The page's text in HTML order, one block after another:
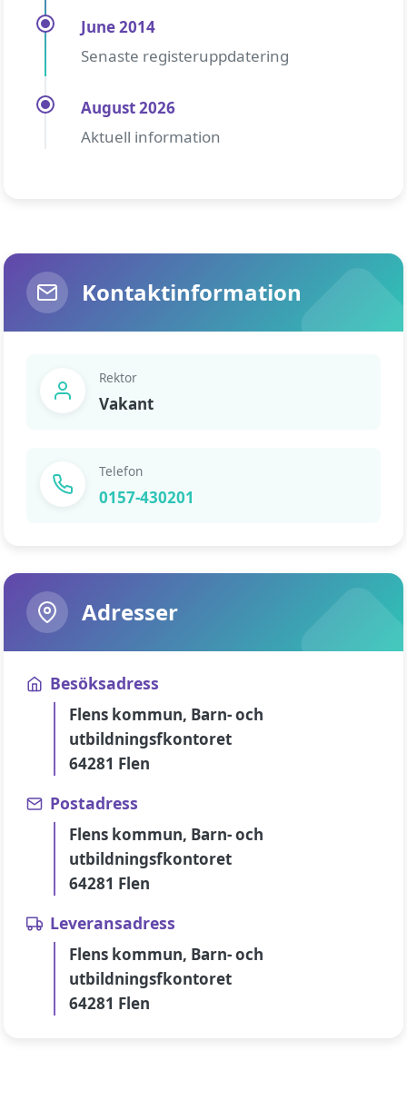
June 2014
Senaste registeruppdatering
August 2026
Aktuell information
Kontaktinformation
Rektor
Vakant
Telefon
0157-430201
Adresser
Besöksadress
Flens kommun, Barn- och
utbildningsfkontoret
64281 Flen
Postadress
Flens kommun, Barn- och
utbildningsfkontoret
64281 Flen
Leveransadress
Flens kommun, Barn- och
utbildningsfkontoret
64281 Flen